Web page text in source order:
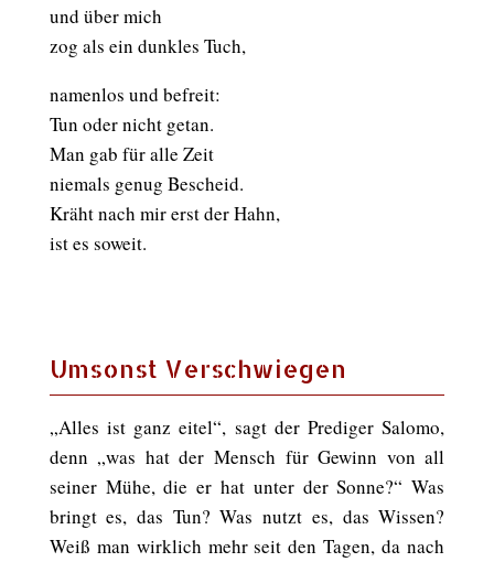
und über mich
zog als ein dunkles Tuch,
namenlos und befreit:
Tun oder nicht getan.
Man gab für alle Zeit
niemals genug Bescheid.
Kräht nach mir erst der Hahn,
ist es soweit.
Umsonst Verschwiegen
„Alles ist ganz eitel“, sagt der Prediger Salomo,
denn „was hat der Mensch für Gewinn von all
seiner Mühe, die er hat unter der Sonne?“ Was
bringt es, das Tun? Was nutzt es, das Wissen?
Weiß man wirklich mehr seit den Tagen, da nach